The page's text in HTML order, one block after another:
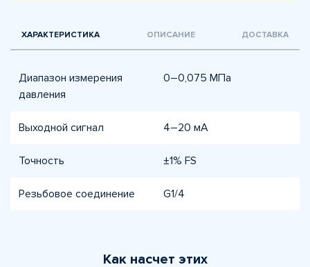
ХАРАКТЕРИСТИКА ОПИСАНИЕ ДОСТАВКА
Диапазон измерения
давления
0–0,075 МПа
Выходной сигнал 4–20 мА
Точность ±1% FS​
Резьбовое соединение G1/4​
Как насчет этих